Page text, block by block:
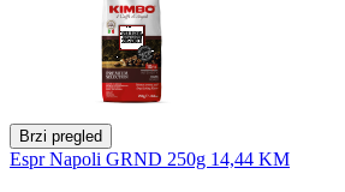
Brzi pregled
Espr Napoli GRND 250g 14,44 KM